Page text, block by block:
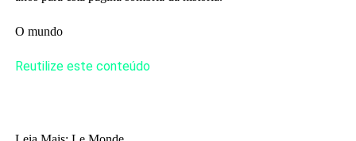
O mundo
Reutilize este conteúdo